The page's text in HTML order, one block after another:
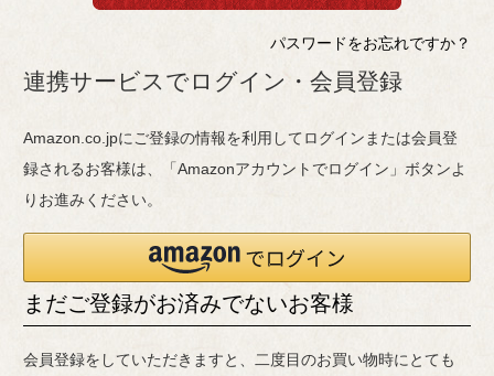
パスワードをお忘れですか？
連携サービスでログイン・会員登録
Amazon.co.jpにご登録の情報を利用してログインまたは会員登
録されるお客様は、「Amazonアカウントでログイン」ボタンよ
りお進みください。
まだご登録がお済みでないお客様
会員登録をしていただきますと、二度目のお買い物時にとても